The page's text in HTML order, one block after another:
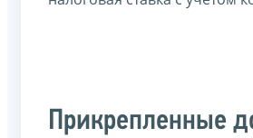
Прикрепленные